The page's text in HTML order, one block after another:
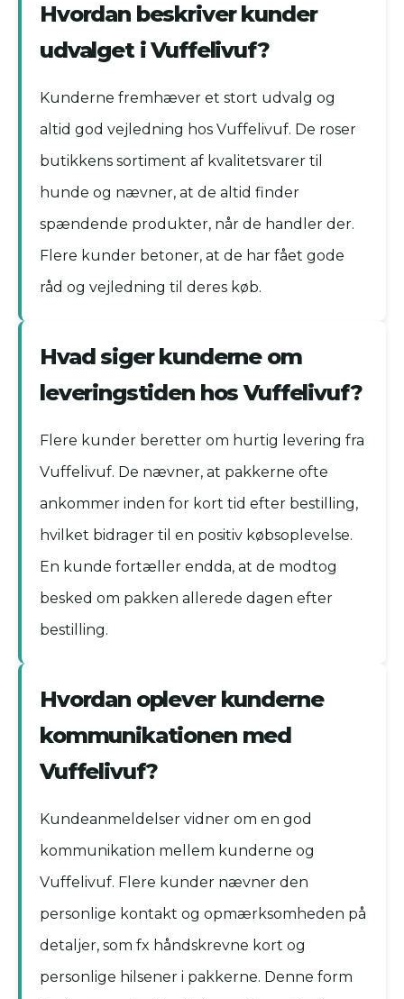
Hvordan beskriver kunder
udvalget i Vuffelivuf?
Kunderne fremhæver et stort udvalg og
altid god vejledning hos Vuffelivuf. De roser
butikkens sortiment af kvalitetsvarer til
hunde og nævner, at de altid finder
spændende produkter, når de handler der.
Flere kunder betoner, at de har fået gode
råd og vejledning til deres køb.
Hvad siger kunderne om
leveringstiden hos Vuffelivuf?
Flere kunder beretter om hurtig levering fra
Vuffelivuf. De nævner, at pakkerne ofte
ankommer inden for kort tid efter bestilling,
hvilket bidrager til en positiv købsoplevelse.
En kunde fortæller endda, at de modtog
besked om pakken allerede dagen efter
bestilling.
Hvordan oplever kunderne
kommunikationen med
Vuffelivuf?
Kundeanmeldelser vidner om en god
kommunikation mellem kunderne og
Vuffelivuf. Flere kunder nævner den
personlige kontakt og opmærksomheden på
detaljer, som fx håndskrevne kort og
personlige hilsener i pakkerne. Denne form